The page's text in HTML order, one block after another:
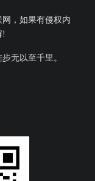
，如果有侵权内
!
无以至千里。